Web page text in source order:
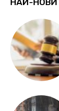
НАЙ-